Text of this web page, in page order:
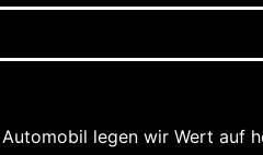
legen wir Wert auf